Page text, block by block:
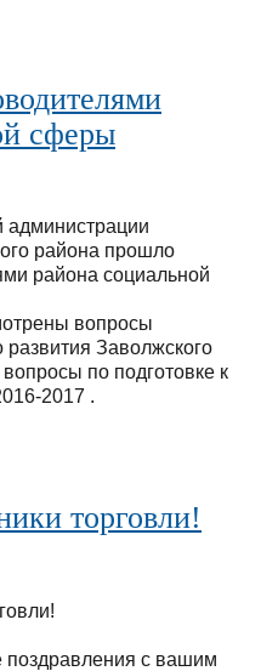
сферы
администрации
района прошло
района социальной
вопросы
развития Заволжского
по подготовке к
2017 .
торговли!
с вашим